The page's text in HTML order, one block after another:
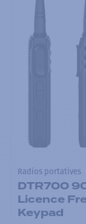
Radios portatives
DTR700
Licence
Keypad